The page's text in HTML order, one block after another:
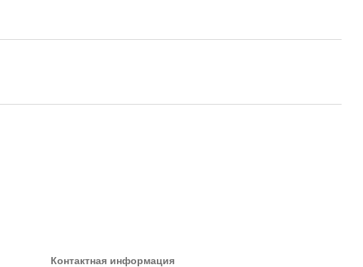
Контактная информация